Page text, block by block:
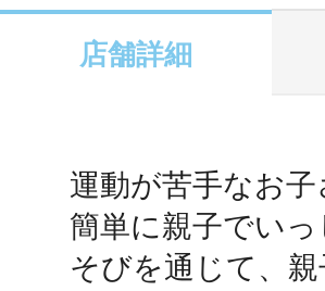
URLをコピ
店舗詳細
運動が苦手なお
簡単に親子でい
そびを通じて、